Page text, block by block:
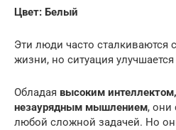
Цвет: Белый
Эти люди часто сталкиваются
жизни, но ситуация
Обладая высоким
незаурядным мышлением, они
любой сложной задачей. Но